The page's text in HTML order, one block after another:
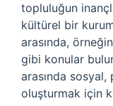
topluluğun
kültürel bir
arasında,
gibi konular
arasında
oluşturmak için